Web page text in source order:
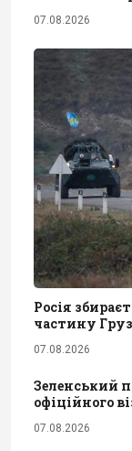
07.08.2026
Росія
частину
07.08.2026
Зеленський
офіційного
07.08.2026